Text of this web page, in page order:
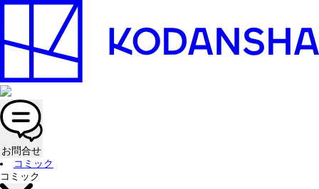
お問合せ
コミック
コミック